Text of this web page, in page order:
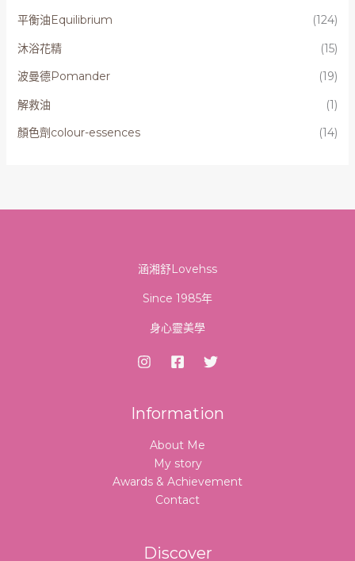
平衡油Equilibrium
(124)
沐浴花精
(15)
波曼德Pomander
(19)
解救油
(1)
顏色劑colour-essences
(14)
涵湘舒Lovehss
Since 1985年
身心靈美學
Information
About Me
My story
Awards & Achievement
Contact
Discover